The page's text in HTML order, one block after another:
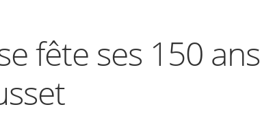
fête ses 150 ans